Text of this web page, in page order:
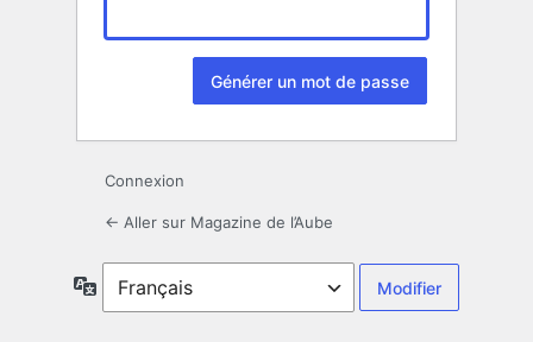
Connexion
← Aller sur Magazine de l’Aube
Langue